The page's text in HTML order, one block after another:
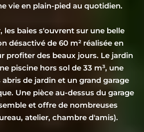
vie en plain-pied au quotidien.
les baies s'ouvrent sur une belle
désactivé de 60 m² réalisée en
profiter des beaux jours. Le jardin
piscine hors sol de 33 m³, une
de jardin et un grand garage
Une pièce au-dessus du garage
et offre de nombreuses
atelier, chambre d'amis).